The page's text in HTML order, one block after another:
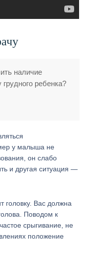
наличие
ребенка?
у малыша не
он слабо
и другая ситуация —
головку. Вас должна
Поводом к
срыгивание, не
положение